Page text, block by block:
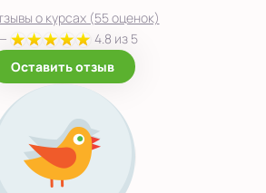
о курсах (55 оценок)
4.8 из 5
Оставить отзыв